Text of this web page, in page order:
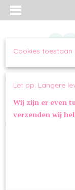
Inloggen
Home>SALE
Cookies toestaan
Let op: Langere
Wij zijn er even
verzenden wij